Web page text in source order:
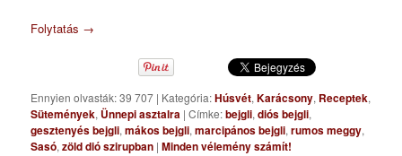
Folytatás →
Ennyien olvasták: 39 707 | Kategória:Húsvét,Karácsony, Receptek,
Sütemények, Ünnepi asztalra |Címke:bejgli,diós bejgli,
gesztenyés bejgli,mákos bejgli,marcipános bejgli,rumos meggy,
Sasó,zöld dió szirupban |Minden vélemény számít!